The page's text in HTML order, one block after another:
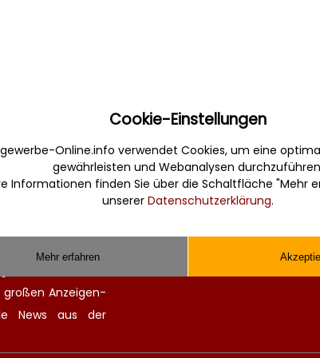
Informativ,
Sie gefunden und
kompetente
Alle
Zulieferer für
großenAnzeigen-
News aus der
Sonstiges
Werbung
Musterverträge und Vorlagen
Cookie-Einstellungen
Online.info verwendet Cookies, um eine
gewährleisten und Webanalysen
Informationen finden Sie über die Schaltfläche "Mehr
unserer Datenschutzerklärung.
Mehr erfahren